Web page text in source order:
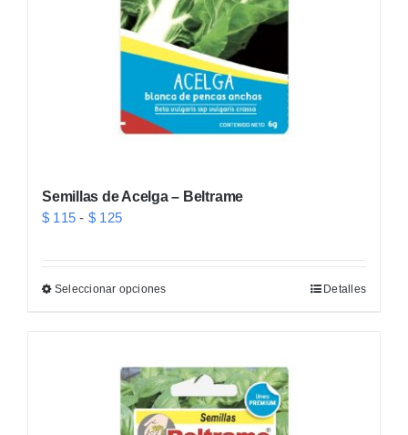
Semillas de Acelga – Beltrame
$ 115 - $ 125Rango
desde
$ 125
Seleccionar opcionesEste
múltiples
variantes.
Las
Detalles